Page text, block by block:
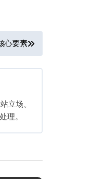
心要素
立场。
理。